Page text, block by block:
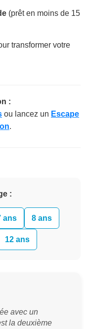
(prêt en moins de 15
transformer votre
:
ou lancez un Escape
.
:
ans 8 ans
12 ans
avec un
la deuxième